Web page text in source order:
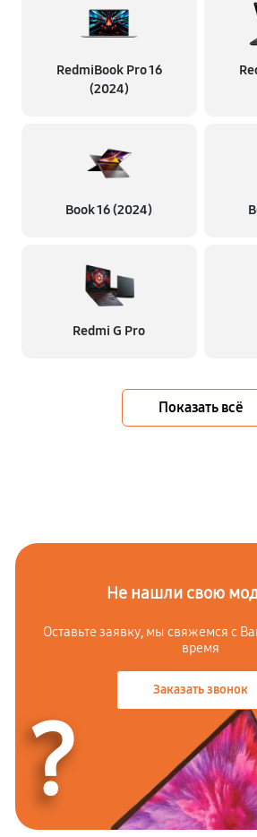
RedmiBook Pro 16
(2024)
Book 16 (2024)
Redmi G Pro
Показать всё
Не нашли свою
Оставьте заявку, мы свяжемся с
время
Заказать звонок
?